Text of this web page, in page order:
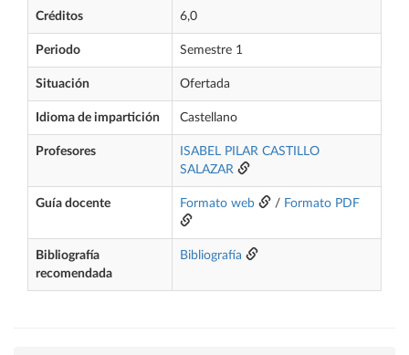
Créditos 6,0
Periodo Semestre 1
Situación Ofertada
Idioma de impartición Castellano
Profesores
ISABEL PILAR CASTILLO
SALAZAR
Guía docente Formato web / Formato PDF
Bibliografía
recomendada
Bibliografía